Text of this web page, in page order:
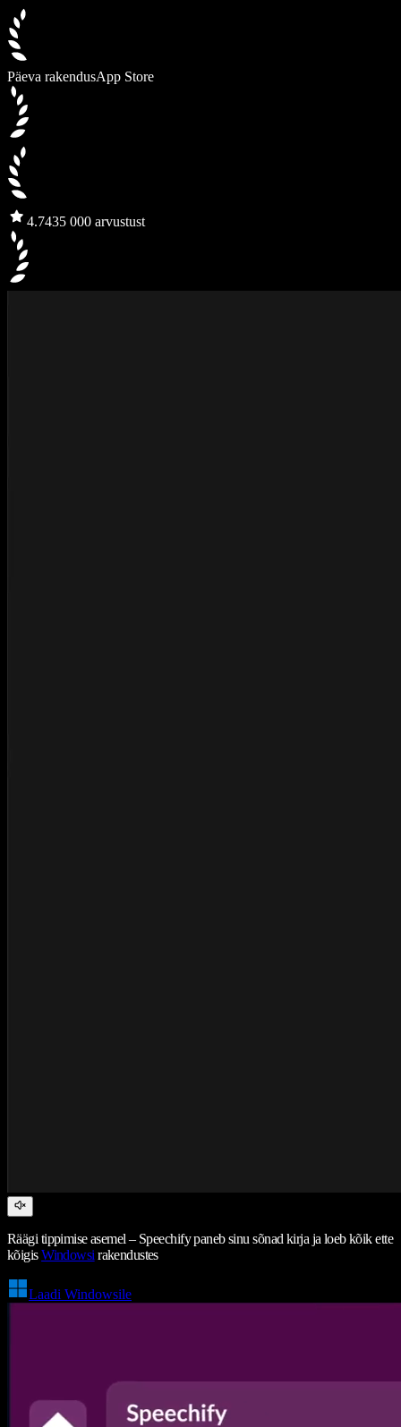
Päeva rakendusApp Store
4.7435 000 arvustust
Räägi tippimise asemel – Speechify paneb sinu sõnad kirja ja loeb kõik ette
kõigisWindowsi rakendustes
Laadi Windowsile